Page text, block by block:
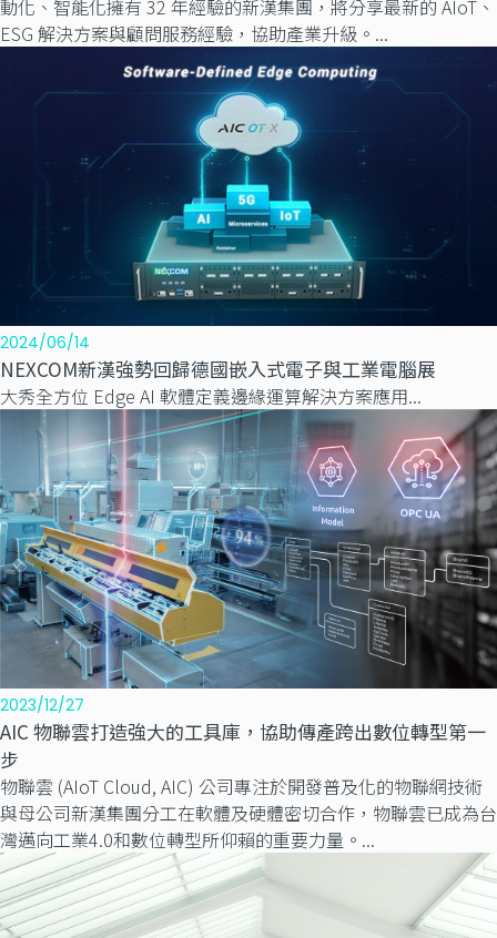
動化、智能化擁有 32 年經驗的新漢集團，將分享最新的 AIoT、
ESG 解決方案與顧問服務經驗，協助產業升級。...
2024/06/14
NEXCOM新漢強勢回歸德國嵌入式電子與工業電腦展
大秀全方位 Edge AI 軟體定義邊緣運算解決方案應用...
2023/12/27
AIC 物聯雲打造強大的工具庫，協助傳產跨出數位轉型第一
步
物聯雲 (AIoT Cloud, AIC) 公司專注於開發普及化的物聯網技術
與母公司新漢集團分工在軟體及硬體密切合作，物聯雲已成為台
灣邁向工業4.0和數位轉型所仰賴的重要力量。...